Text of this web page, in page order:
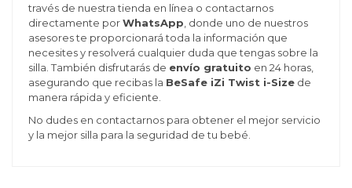
través de nuestra tienda en línea o contactarnos
directamente porWhatsApp , donde uno de nuestros
asesores te proporcionará toda la información que
necesites y resolverá cualquier duda que tengas sobre la
silla. También disfrutarás de envío gratuito en 24 horas,
asegurando que recibas la BeSafe iZi Twist i-Sizede
manera rápida y eficiente.
No dudes en contactarnos para obtener el mejor servicio
y la mejor silla para la seguridad de tu bebé.